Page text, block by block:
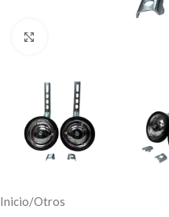
Inicio/Otros